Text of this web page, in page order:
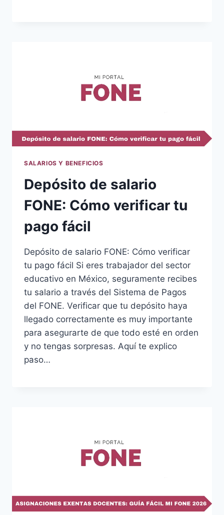
SALARIOS Y BENEFICIOS
Depósito de salario
FONE: Cómo verificar tu
pago fácil
Depósito de salario FONE: Cómo verificar
tu pago fácil Si eres trabajador del sector
educativo en México, seguramente recibes
tu salario a través del Sistema de Pagos
del FONE. Verificar que tu depósito haya
llegado correctamente es muy importante
para asegurarte de que todo esté en orden
y no tengas sorpresas. Aquí te explico
paso…